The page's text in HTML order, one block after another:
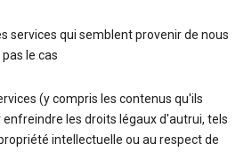
services qui semblent provenir de nous
le cas
(y compris les contenus qu'ils
les droits légaux d'autrui, tels
intellectuelle ou au respect de